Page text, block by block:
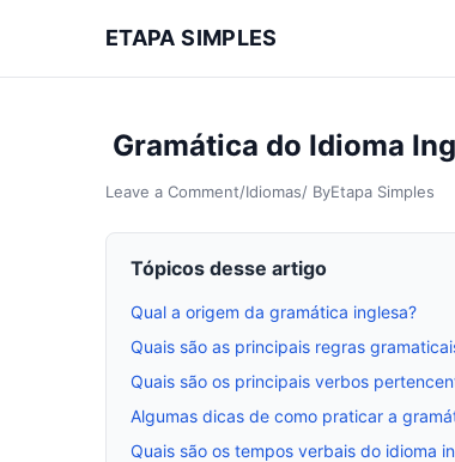
ETAPA SIMPLES
Gramática do Idioma
Leave a Comment/Idiomas/ ByEtapa Simples
Tópicos desse artigo
Qual a origem da gramática inglesa?
Quais são as principais regras
Quais são os principais verbos
Algumas dicas de como praticar a
Quais são os tempos verbais do idioma